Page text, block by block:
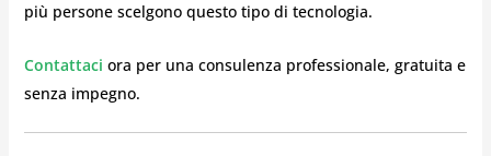
più persone scelgono questo tipo di tecnologia.
Contattaci ora per una consulenza professionale, gratuita e
senza impegno.